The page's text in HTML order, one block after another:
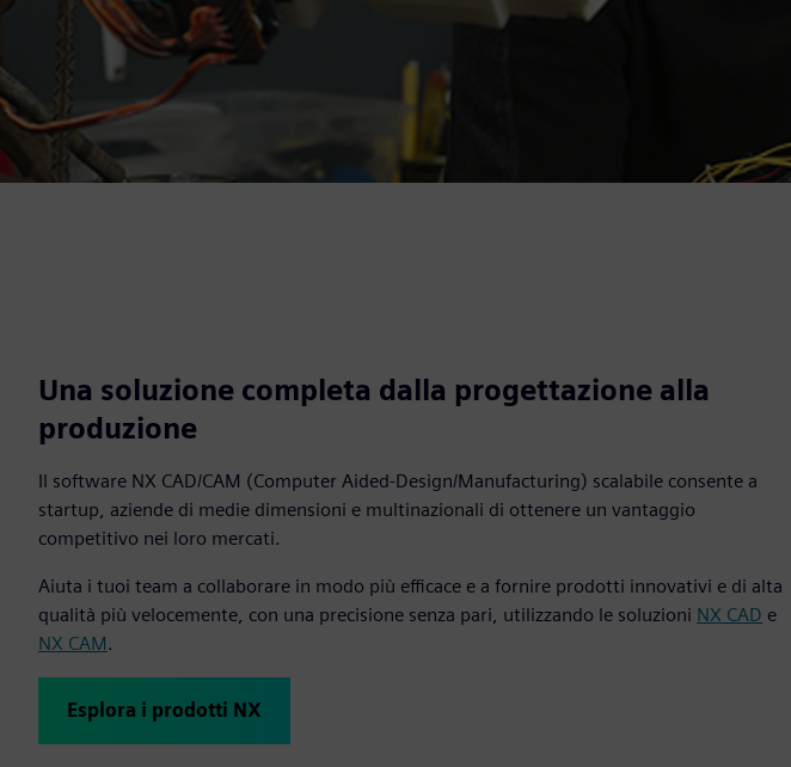
Una soluzione completa dalla progettazione alla
produzione
Il software NX CAD/CAM (Computer Aided-Design/Manufacturing) scalabile consente a
startup, aziende di medie dimensioni e multinazionali di ottenere un vantaggio
competitivo nei loro mercati.
Aiuta i tuoi team a collaborare in modo più efficace e a fornire prodotti innovativi e di alta
qualità più velocemente, con una precisione senza pari, utilizzando le soluzioni NX CAD e
NX CAM.
Esplora i prodotti NX